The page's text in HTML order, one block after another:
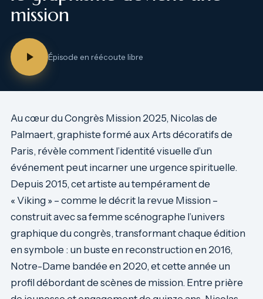
mission
Épisode en réécoute libre
Au cœur du Congrès Mission 2025, Nicolas de
Palmaert, graphiste formé aux Arts décoratifs de
Paris, révèle comment l’identité visuelle d’un
événement peut incarner une urgence spirituelle.
Depuis 2015, cet artiste au tempérament de
« Viking » – comme le décrit la revue Mission –
construit avec sa femme scénographe l’univers
graphique du congrès, transformant chaque édition
en symbole : un buste en reconstruction en 2016,
Notre-Dame bandée en 2020, et cette année un
profil débordant de scènes de mission. Entre prière